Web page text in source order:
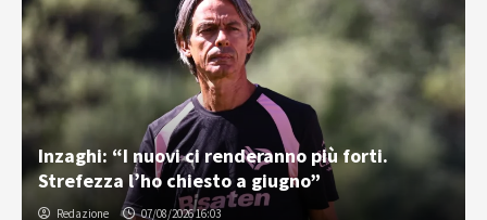
Inzaghi: “I nuovi ci renderanno più forti.
Strefezza l’ho chiesto a giugno”
Redazione 07/08/2026 16:03